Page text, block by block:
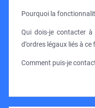
Pourquoi la
Qui dois-je contacter à
d’ordres légaux liés à ce
Comment puis-je